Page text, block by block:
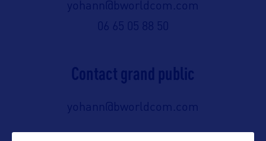
yohann@bworldcom.com
06 65 05 88 50
Contact grand public
yohann@bworldcom.com